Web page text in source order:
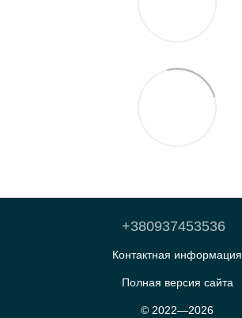
+380937453536
Контактная информация
Полная версия сайта
© 2022—2026